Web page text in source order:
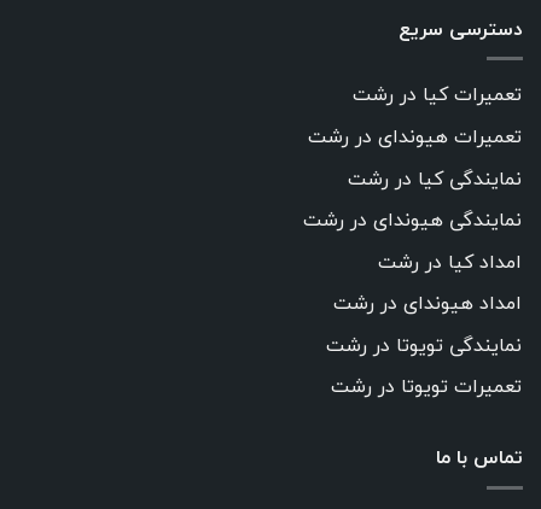
دسترسی سریع
تعمیرات کیا در رشت
تعمیرات هیوندای در رشت
نمایندگی کیا در رشت
نمایندگی هیوندای در رشت
امداد کیا در رشت
امداد هیوندای در رشت
نمایندگی تویوتا در رشت
تعمیرات تویوتا در رشت
تماس با ما